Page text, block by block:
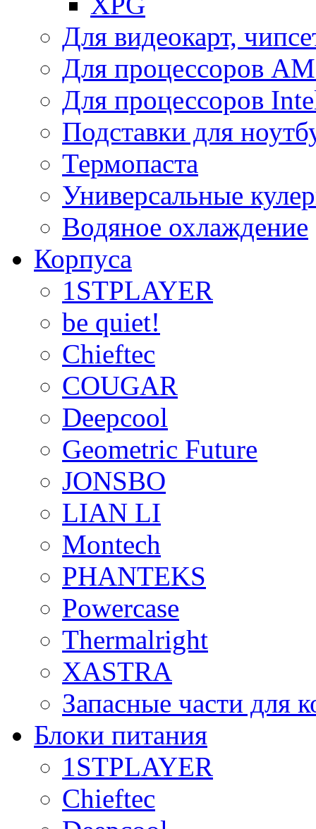
Для видеокарт,
Для процессоров
Для процессоров
Подставки для
Термопаста
Универсальные
Водяное охлаждение
Корпуса
1STPLAYER
be quiet!
Chieftec
COUGAR
Deepcool
Geometric Future
JONSBO
LIAN LI
Montech
PHANTEKS
Powercase
Thermalright
XASTRA
Запасные части для
Блоки питания
1STPLAYER
Chieftec